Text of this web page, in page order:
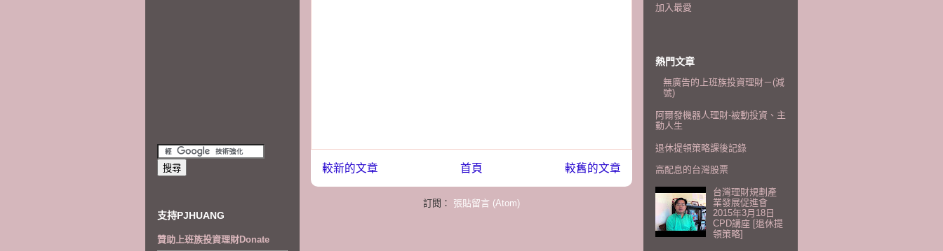
較新的文章 較舊的文章
首頁
訂閱： 張貼留言 (Atom)
支持PJHUANG
贊助上班族投資理財Donate
加入最愛
熱門文章
無廣告的上班族投資理財－(減
號)
阿爾發機器人理財-被動投資、主
動人生
退休提領策略課後記錄
高配息的台灣股票
台灣理財規劃產
業發展促進會
2015年3月18日
CPD講座 [退休提
領策略]